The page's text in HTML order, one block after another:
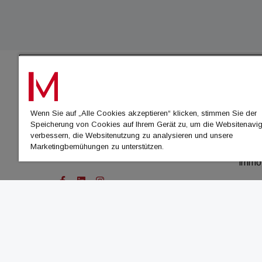
Wenn Sie auf „Alle Cookies akzeptieren“ klicken, stimmen Sie der
Speicherung von Cookies auf Ihrem Gerät zu, um die
verbessern, die Websitenutzung zu analysieren und unsere
Marketingbemühungen zu unterstützen.